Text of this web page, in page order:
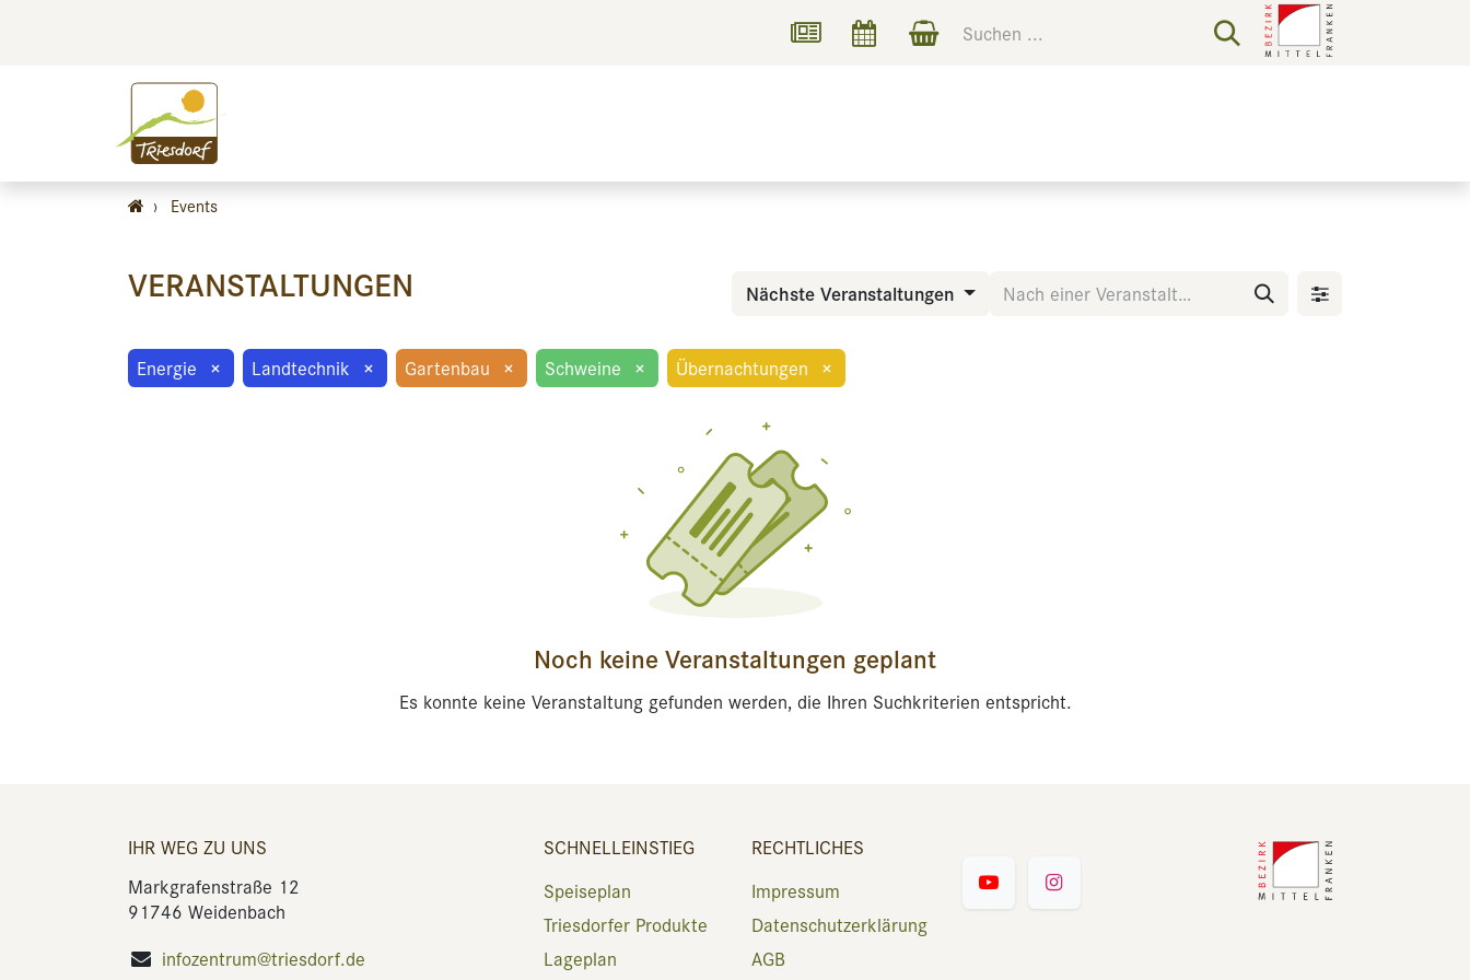
› Events
VERANSTALTUNGEN Nächste Veranstaltungen
Energie × Landtechnik × Gartenbau × Schweine × Übernachtungen ×
Noch keine Veranstaltungen geplant
Es konnte keine Veranstaltung gefunden werden, die Ihren Suchkriterien entspricht.
IHR WEG ZU UNS
Markgrafenstraße 12
91746 Weidenbach
infozentrum@triesdorf.de
SCHNELLEINSTIEG
Speiseplan
Triesdorfer Produkte
Lageplan
RECHTLICHES
Impressum
Datenschutzerklärung
AGB